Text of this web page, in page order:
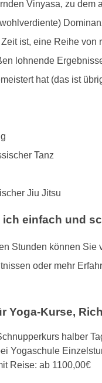
Vinyasa, zu dem
ist, eine Reihe
lohnende
hat (das ist
Tanz
Jiu Jitsu
ich einfach und
Stunden können
oder mehr
Yoga-Kurse,
halber
Yogaschule
Reise: ab 1100,00€